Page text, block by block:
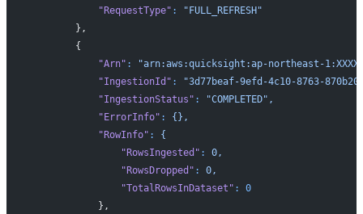
            "RequestType"
:
"FULL_REFRESH"
        },
        {
            "Arn"
:
"arn:aws:quicksight:ap-northeast-
            "IngestionId"
:
"3d77beaf-9efd-4c10-8763-
            "IngestionStatus"
:
"COMPLETED",
            "ErrorInfo"
:
{},
            "RowInfo"
:
{
                "RowsIngested"
:
0,
                "RowsDropped"
:
0,
                "TotalRowsInDataset"
:
0
            },